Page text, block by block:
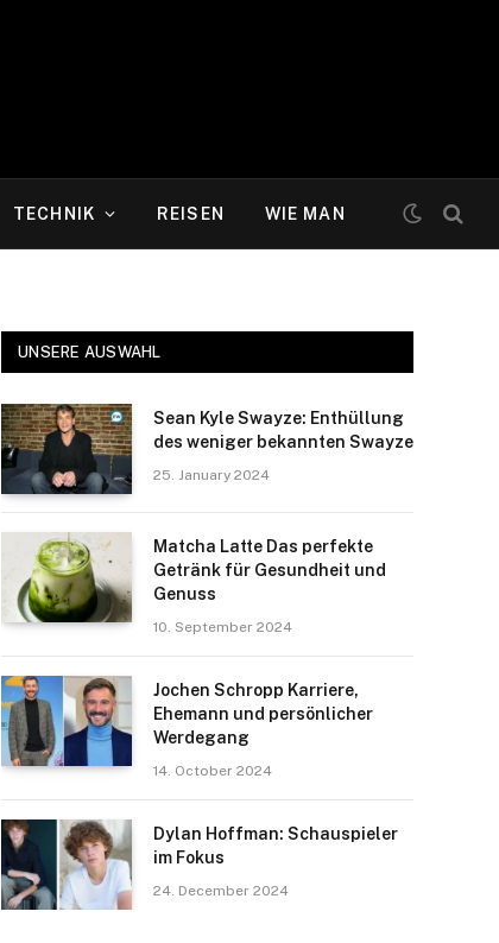
TECHNIK REISEN WIE MAN
UNSERE AUSWAHL
Sean Kyle Swayze: Enthüllung
des weniger bekannten Swayze
25. January 2024
Matcha Latte Das perfekte
Getränk für Gesundheit und
Genuss
10. September 2024
Jochen Schropp Karriere,
Ehemann und persönlicher
Werdegang
14. October 2024
Dylan Hoffman: Schauspieler
im Fokus
24. December 2024